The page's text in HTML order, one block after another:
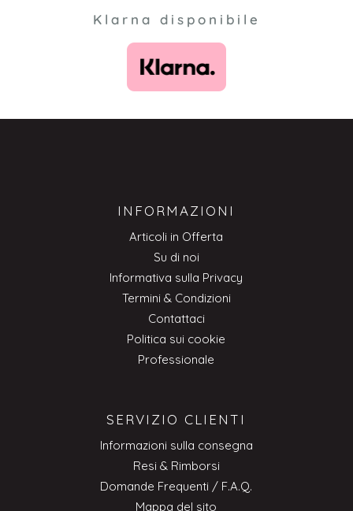
Klarna disponibile
INFORMAZIONI
Articoli in Offerta
Su di noi
Informativa sulla Privacy
Termini & Condizioni
Contattaci
Politica sui cookie
Professionale
SERVIZIO CLIENTI
Informazioni sulla consegna
Resi & Rimborsi
Domande Frequenti / F.A.Q.
Mappa del sito